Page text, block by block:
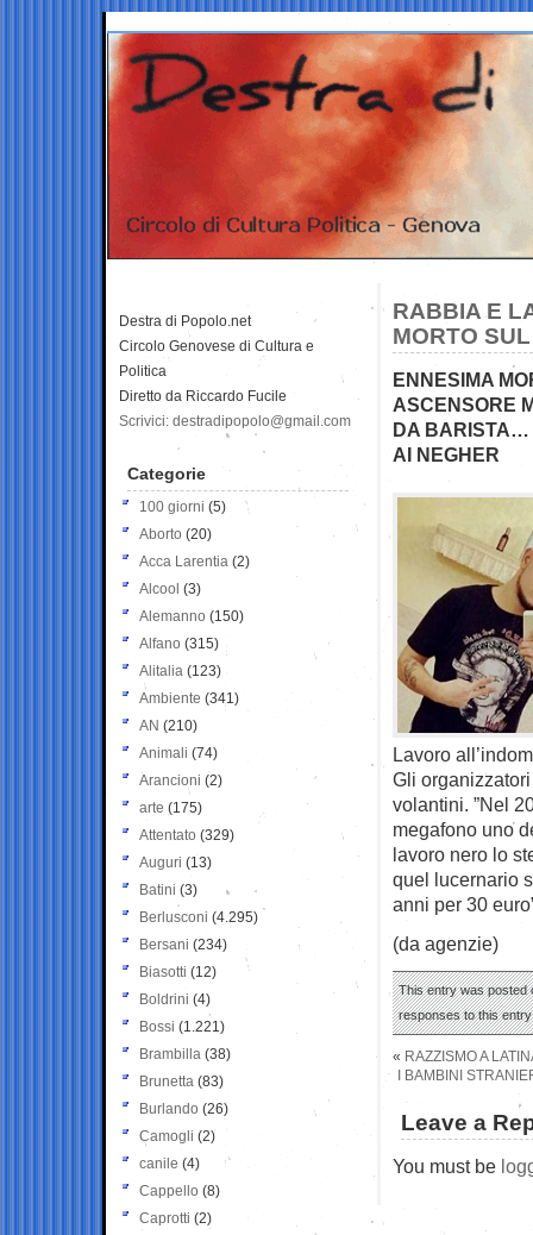
RABBIA E
MORTO
ENNESIMA
ASCENSORE
DA BARISTA…
AI NEGHER
Lavoro
Gli
volantini. ”Nel
megafono uno
lavoro nero lo
quel lucernario
anni per 30
(da agenzie)
This entry was posted
responses to this
« RAZZISMO A
I BAMBINI
Leave a
You must be
Destra di Popolo.net
Circolo Genovese di Cultura e
Politica
Diretto da Riccardo Fucile
Scrivici: destradipopolo@gmail.com
Categorie
100 giorni (5)
Aborto (20)
Acca Larentia (2)
Alcool (3)
Alemanno (150)
Alfano (315)
Alitalia (123)
Ambiente (341)
AN (210)
Animali (74)
Arancioni (2)
arte (175)
Attentato (329)
Auguri (13)
Batini (3)
Berlusconi (4.295)
Bersani (234)
Biasotti (12)
Boldrini (4)
Bossi (1.221)
Brambilla (38)
Brunetta (83)
Burlando (26)
Camogli (2)
canile (4)
Cappello (8)
Caprotti (2)